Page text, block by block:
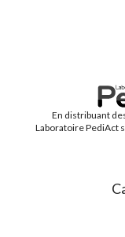
En distribuant
Laboratoire PediAct